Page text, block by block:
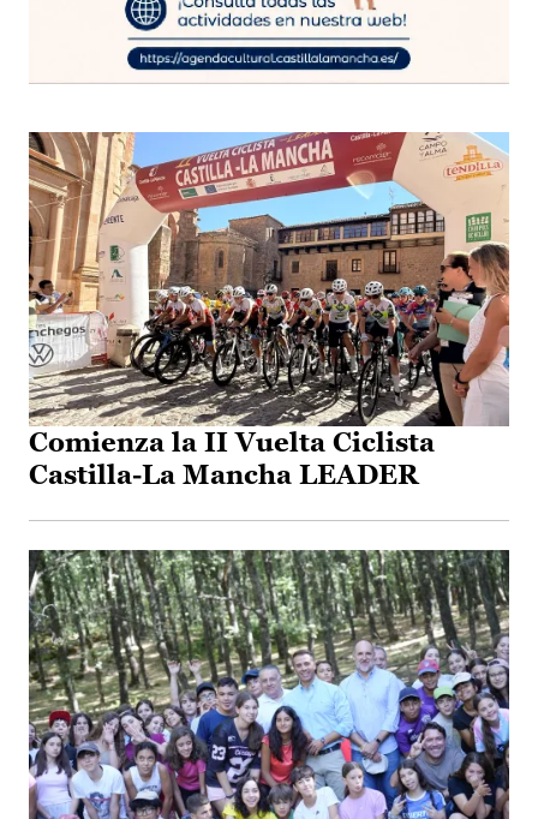
Comienza la II Vuelta Ciclista
Castilla-La Mancha LEADER